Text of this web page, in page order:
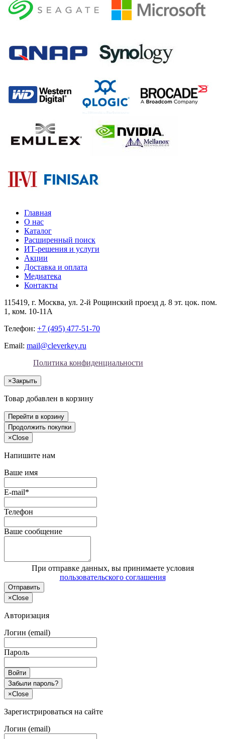
Главная
О нас
Каталог
Расширенный поиск
ИТ-решения и услуги
Акции
Доставка и оплата
Медиатека
Контакты
115419, г. Москва, ул. 2-й Рощинский проезд д. 8 эт. цок. пом.
1, ком. 10-11А
Телефон: +7 (495) 477-51-70
Email: mail@cleverkey.ru
Политика конфиденциальности
×Закрыть
Товар добавлен в корзину
Перейти в корзину
Продолжить покупки
×Close
Напишите нам
Ваше имя
E-mail*
Телефон
Ваше сообщение
При отправке данных, вы принимаете условия
пользовательского соглашения
Отправить
×Close
Авторизация
Логин (email)
Пароль
Войти
Забыли пароль?
×Close
Зарегистрироваться на сайте
Логин (email)